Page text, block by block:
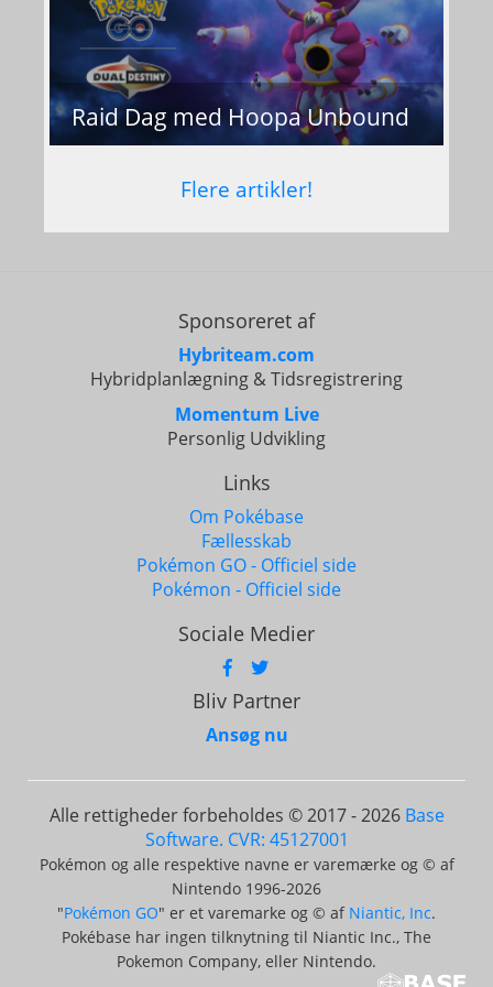
Raid Dag med Hoopa Unbound
Flere artikler!
Sponsoreret af
Hybriteam.com
Hybridplanlægning & Tidsregistrering
Momentum Live
Personlig Udvikling
Links
Om Pokébase
Fællesskab
Pokémon GO - Officiel side
Pokémon - Officiel side
Sociale Medier
Bliv Partner
Ansøg nu
Alle rettigheder forbeholdes © 2017 - 2026 Base
Software. CVR: 45127001
Pokémon og alle respektive navne er varemærke og © af
Nintendo 1996-2026
"Pokémon GO" er et varemarke og © af Niantic, Inc.
Pokébase har ingen tilknytning til Niantic Inc., The
Pokemon Company, eller Nintendo.